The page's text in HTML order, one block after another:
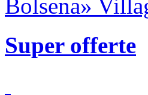
Bolsena»
Super offerte